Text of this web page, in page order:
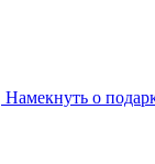
Намекнуть о